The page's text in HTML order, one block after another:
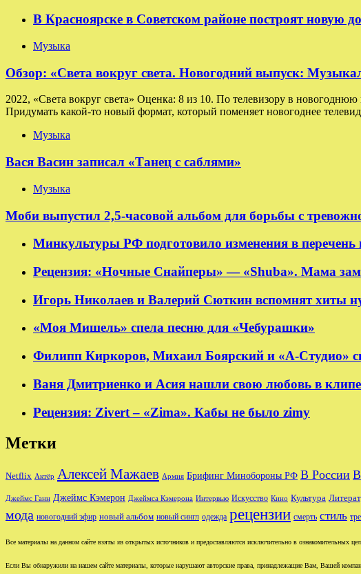
В Красноярске в Советском районе построят новую
Музыка
Обзор: «Света вокруг света. Новогодний выпуск:
2022, «Света вокруг света» Оценка: 8 из 10. По телевизору в
Придумать какой-то новый формат, который поменяет новогоднее
Музыка
Вася Васин записал «Танец с саблями»
Музыка
Моби выпустил 2,5-часовой альбом для борьбы с
Минкультуры РФ подготовило изменения в перечень
Рецензия: «Ночные Снайперы» — «Shuba». Мама
Игорь Николаев и Валерий Сюткин вспомнят хиты
«Моя Мишель» спела песню для «Чебурашки»
Филипп Киркоров, Михаил Боярский и «А-Студио»
Ваня Дмитриенко и Асия нашли свою любовь в клипе
Рецензия: Zivert – «Zima». Кабы не было zimy
Метки
Netflix Актёр Алексей Мажаев Армия Брифинг Минобороны РФ В России
Джеймс Ганн Джеймс Кэмерон Джеймса Кэмерона Интервью Искусство Кино Культура
мода новогодний эфир новый альбом новый сингл одежда рецензии смерть стиль
Все материалы на данном сайте взяты из открытых источников и предоставляются исключительно в ознакомительных
Если Вы обнаружили на нашем сайте материалы, которые нарушают авторские права, принадлежащие Вам, Вашей